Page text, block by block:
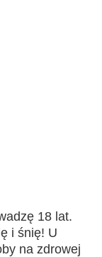
18 lat.
i śnię! U
na zdrowej